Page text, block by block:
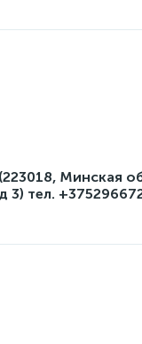
Минская
3) тел.